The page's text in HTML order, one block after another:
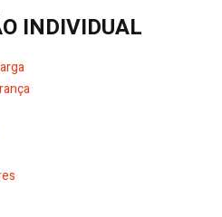
INDIVIDUAL
de Carga